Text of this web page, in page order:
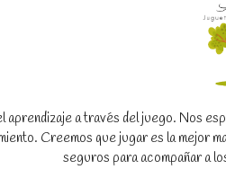
aprendizaje a través del juego. Nos
Creemos que jugar es la
seguros para acompañar a